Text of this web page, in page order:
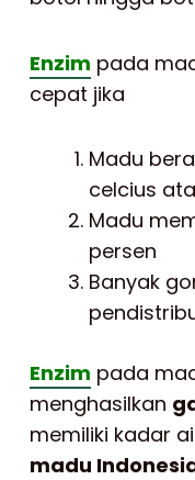
Enzim pada
cepat jika
Madu
celcius
Madu
persen
Banyak
Enzim pada
menghasilkan
memiliki kadar
madu